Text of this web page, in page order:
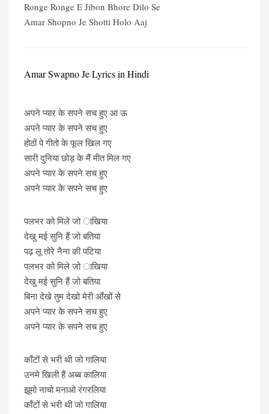
Ronge Ronge E Jibon Bhore Dilo Se
Amar Shopno Je Shotti Holo Aaj
Amar Swapno Je Lyrics in Hindi
अपने प्यार के सपने सच हुए आ ऊ
अपने प्यार के सपने सच हुए
होठों पे गीतो के फूल खिल गए
सारी दुनिया छोड़ के मैं मीत मिल गए
अपने प्यार के सपने सच हुए
अपने प्यार के सपने सच हुए
पलभर को मिले जो ाखिया
देखु मई सुनि हैं जो बतिया
पढ़ लू तोरे नैना की पटिया
पलभर को मिले जो ाखिया
देखु मई सुनि हैं जो बतिया
बिना देखे तुम देखो मेरी आँखों से
अपने प्यार के सपने सच हुए
अपने प्यार के सपने सच हुए
काँटों से भरी थी जो गालिया
उनमे खिली हैं अब्ब कालिया
झूमो नाचो मनाओ रंगरलिया
काँटों से भरी थी जो गालिया